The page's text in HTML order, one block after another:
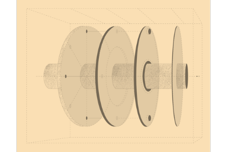
Meccanismo di adeguamento del
carbonio alle frontiere –
Aggiornamenti dicembre 2025
Nel dicembre 2025, l'UE ha adottato diversi
regolamenti di attuazione che disciplinano la fase
definitiva (obbligatoria) del meccanismo di
adeguamento del carbonio alle frontiere (CBAM),
nonché una proposta volta ad estendere in
futuro l'ambito di applicazione del CBAM. Diverse
disposizioni chiave di questo ampio pacchetto
normativo (circa 5.000 pagine) si applicano in
tutti gli Stati membri dell'UE a partire dal 1°
gennaio 2026.